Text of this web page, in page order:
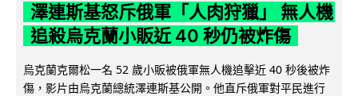
澤連斯基怒斥俄軍「人肉狩獵」 無人機
追殺烏克蘭小販近 40 秒仍被炸傷
烏克蘭克爾松一名 52 歲小販被俄軍無人機追擊近 40 秒後被炸
傷，影片由烏克蘭總統澤連斯基公開。他直斥俄軍對平民進行